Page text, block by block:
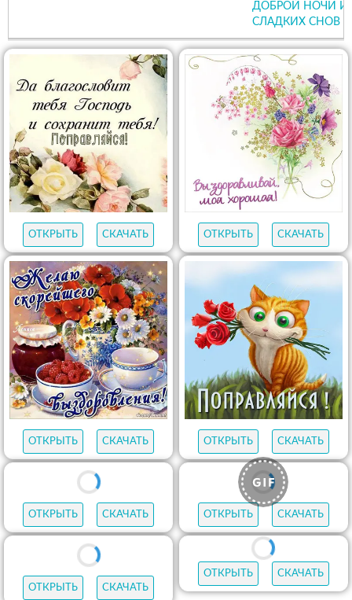
ДОБРОЙ НОЧИ И
СЛАДКИХ СНОВ
ОТКРЫТЬ СКАЧАТЬ ОТКРЫТЬ СКАЧАТЬ
ОТКРЫТЬ СКАЧАТЬ ОТКРЫТЬ СКАЧАТЬ